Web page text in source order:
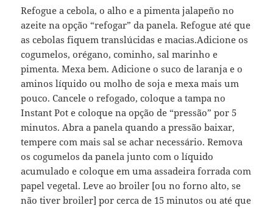
Refogue a cebola, o alho e a pimenta jalapeño no
azeite na opção “refogar” da panela. Refogue até que
as cebolas fiquem translúcidas e macias.Adicione os
cogumelos, orégano, cominho, sal marinho e
pimenta. Mexa bem. Adicione o suco de laranja e o
aminos líquido ou molho de soja e mexa mais um
pouco. Cancele o refogado, coloque a tampa no
Instant Pot e coloque na opção de “pressão” por 5
minutos. Abra a panela quando a pressão baixar,
tempere com mais sal se achar necessário. Remova
os cogumelos da panela junto com o líquido
acumulado e coloque em uma assadeira forrada com
papel vegetal. Leve ao broiler [ou no forno alto, se
não tiver broiler] por cerca de 15 minutos ou até que